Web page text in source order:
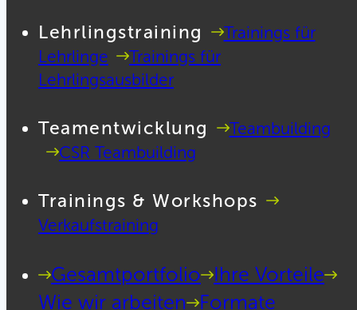
Lehrlingstraining
Trainings für
Lehrlinge
Trainings für
Lehrlingsausbilder
Teamentwicklung
Teambuilding
CSR Teambuilding
Trainings & Workshops
Verkaufstraining
Gesamtportfolio
Ihre Vorteile
Wie wir arbeiten
Formate